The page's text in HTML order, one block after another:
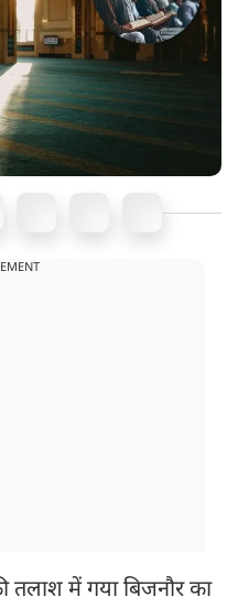
तलाश में गया बिजनौर का